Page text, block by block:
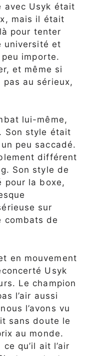
avec Usyk était
mais il était
pour tenter
université et
importe.
et même si
au sérieux,
lui-même,
Son style était
peu saccadé.
différent
Son style de
pour la boxe,
sur
combats de
en mouvement
Usyk
Le champion
l’air aussi
l’avons vu
sans doute le
au monde.
qu’il ait l’air